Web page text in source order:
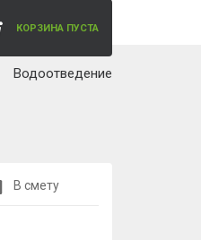
КОРЗИНА ПУСТА
Водоотведение
В смету